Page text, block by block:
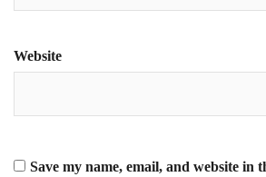
Website
Save my name, email, and website in